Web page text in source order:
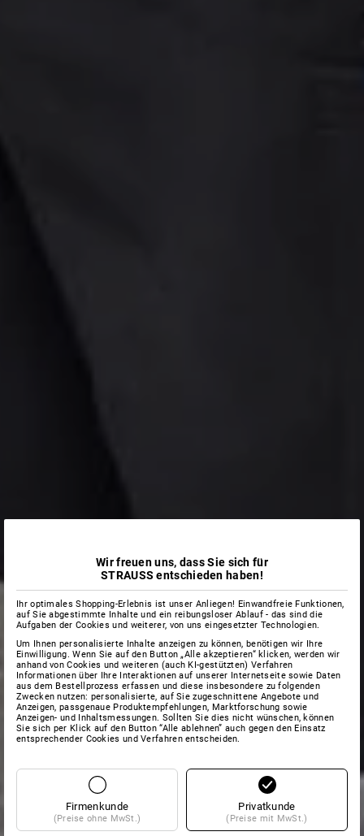
Wir freuen uns, dass Sie sich für
STRAUSS entschieden haben!
Ihr optimales Shopping-Erlebnis ist unser Anliegen! Einwandfreie Funktionen,
auf Sie abgestimmte Inhalte und ein reibungsloser Ablauf - das sind die
Aufgaben der Cookies und weiterer, von uns eingesetzter Technologien.
Um Ihnen personalisierte Inhalte anzeigen zu können, benötigen wir Ihre
Einwilligung. Wenn Sie auf den Button „Alle akzeptieren“ klicken, werden wir
anhand von Cookies und weiteren (auch KI-gestützten) Verfahren
Informationen über Ihre Interaktionen auf unserer Internetseite sowie Daten
aus dem Bestellprozess erfassen und diese insbesondere zu folgenden
Zwecken nutzen: personalisierte, auf Sie zugeschnittene Angebote und
Anzeigen, passgenaue Produktempfehlungen, Marktforschung sowie
Anzeigen- und Inhaltsmessungen. Sollten Sie dies nicht wünschen, können
Sie sich per Klick auf den Button “Alle ablehnen” auch gegen den Einsatz
entsprechender Cookies und Verfahren entscheiden.
Firmenkunde
(Preise ohne MwSt.)
Privatkunde
(Preise mit MwSt.)